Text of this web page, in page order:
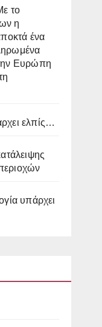
το
η
ένα
Ευρώπη
ελπίς…
υπάρχει